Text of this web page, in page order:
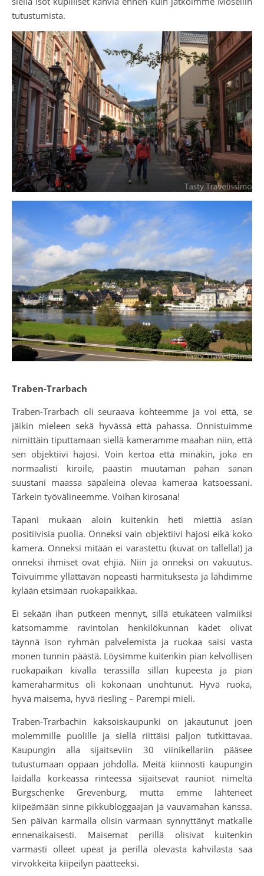
tutustumista.
Traben-Trarbach
Traben-Trarbach oli seuraava kohteemme ja voi että, se
jäikin mieleen sekä hyvässä että pahassa. Onnistuimme
nimittäin tiputtamaan siellä kameramme maahan niin, että
sen objektiivi hajosi. Voin kertoa että minäkin, joka en
normaalisti kiroile, päästin muutaman pahan sanan
suustani maassa säpäleinä olevaa kameraa katsoessani.
Tärkein työvälineemme. Voihan kirosana!
Tapani mukaan aloin kuitenkin heti miettiä asian
positiivisia puolia. Onneksi vain objektiivi hajosi eikä koko
kamera. Onneksi mitään ei varastettu (kuvat on tallella!) ja
onneksi ihmiset ovat ehjiä. Niin ja onneksi on vakuutus.
Toivuimme yllättävän nopeasti harmituksesta ja lähdimme
kylään etsimään ruokapaikkaa.
Ei sekään ihan putkeen mennyt, sillä etukäteen valmiiksi
katsomamme ravintolan henkilökunnan kädet olivat
täynnä ison ryhmän palvelemista ja ruokaa saisi vasta
monen tunnin päästä. Löysimme kuitenkin pian kelvollisen
ruokapaikan kivalla terassilla sillan kupeesta ja pian
kameraharmitus oli kokonaan unohtunut. Hyvä ruoka,
hyvä maisema, hyvä riesling – Parempi mieli.
Traben-Trarbachin kaksoiskaupunki on jakautunut joen
molemmille puolille ja siellä riittäisi paljon tutkittavaa.
Kaupungin alla sijaitseviin 30 viinikellariin pääsee
tutustumaan oppaan johdolla. Meitä kiinnosti kaupungin
laidalla korkeassa rinteessä sijaitsevat rauniot nimeltä
Burgschenke Grevenburg, mutta emme lähteneet
kiipeämään sinne pikkubloggaajan ja vauvamahan kanssa.
Sen päivän karmalla olisin varmaan synnyttänyt matkalle
ennenaikaisesti. Maisemat perillä olisivat kuitenkin
varmasti olleet upeat ja perillä olevasta kahvilasta saa
virvokkeita kiipeilyn päätteeksi.